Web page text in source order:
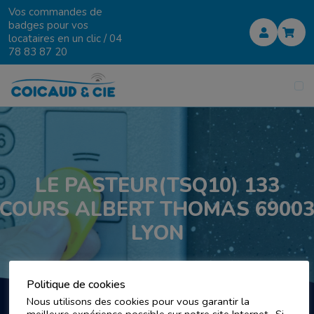
Vos commandes de
badges pour vos
locataires en un clic /04
78 83 87 20
LE PASTEUR(TSQ10) 133
COURS ALBERT THOMAS 69003
LYON
Politique de cookies
Nous utilisons des cookies pour vous garantir la